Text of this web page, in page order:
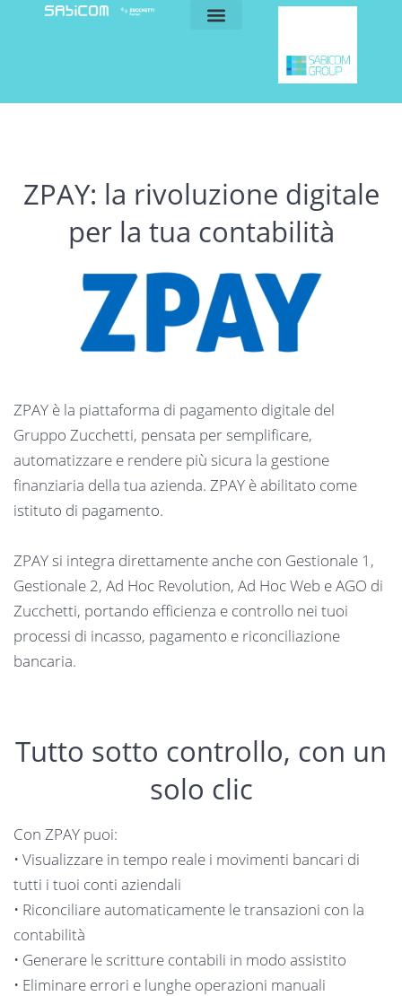
ZPAY: la rivoluzione digitale
per la tua contabilità
ZPAY è la piattaforma di pagamento digitale del
Gruppo Zucchetti, pensata per semplificare,
automatizzare e rendere più sicura la gestione
finanziaria della tua azienda. ZPAY è abilitato come
istituto di pagamento.
ZPAY si integra direttamente anche con Gestionale 1,
Gestionale 2, Ad Hoc Revolution, Ad Hoc Web e AGO di
Zucchetti, portando efficienza e controllo nei tuoi
processi di incasso, pagamento e riconciliazione
bancaria.
Tutto sotto controllo, con un
solo clic
Con ZPAY puoi:
• Visualizzare in tempo reale i movimenti bancari di
tutti i tuoi conti aziendali
• Riconciliare automaticamente le transazioni con la
contabilità
• Generare le scritture contabili in modo assistito
• Eliminare errori e lunghe operazioni manuali